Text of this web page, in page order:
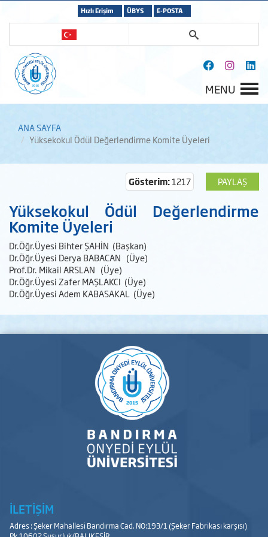
Hızlı Erişim ÜBYS E-POSTA
MENU
ANA SAYFA
Yüksekokul Ödül Değerlendirme Komite Üyeleri
PAYLAŞ
Gösterim:1217
Yüksekokul Ödül Değerlendirme
Komite Üyeleri
Dr.Öğr.Üyesi Bihter ŞAHİN (Başkan)
Dr.Öğr.Üyesi Derya BABACAN (Üye)
Prof.Dr. Mikail ARSLAN (Üye)
Dr.Öğr.Üyesi Zafer MAŞLAKCI (Üye)
Dr.Öğr.Üyesi Adem KABASAKAL (Üye)
İLETİŞİM
Adres : Şeker Mahallesi Bandırma Cad. NO:193/1 (Şeker Fabrikası karşısı)